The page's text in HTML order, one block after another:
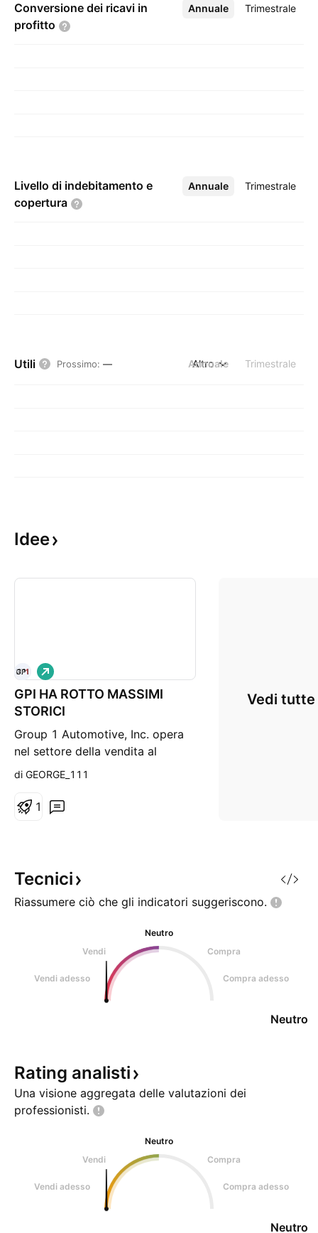
Conversione dei ricavi in
profitto
Annuale Trimestrale
Altro
Livello di indebitamento e
copertura
Annuale Trimestrale
Altro
Utili Prossimo: — Annuale Trimestrale
Altro
Idee
GPI HA ROTTO MASSIMI
STORICI
Group 1 Automotive, Inc. opera
nel settore della vendita al
dettaglio di automobili. L'azienda
segmenti geografici: Stati Uniti,
relativi finanziamenti per i veicoli,
vende cont
L
o
n
g
di GEORGE_111
1
Vedi tutte
Tecnici
Riassumere ciò che gli indicatori suggeriscono.
Neutro
Vendi
Compra
Vendi adesso Compra adesso
Neutro
Rating analisti
Una visione aggregata delle valutazioni dei
professionisti.
Neutro
Vendi
Compra
Vendi adesso Compra adesso
Neutro